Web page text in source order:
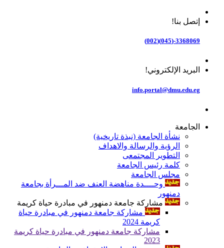
إتصل بنا!
3368069-(045)(002)
البريد الإلكتروني!
info.portal@dmu.edu.eg
الجامعة
نشأة الجامعة (نبذة تاريخية)
الرؤية والرسالة والاهداف
التطوير المجتمعى
كلمة رئيس الجامعة
مجلس الجامعة
وحــــدة مناهضة العنف ضد المـــرأة بجامعة
دمنهور
مشاركة جامعة دمنهور في مبادرة حياة كريمة
مشاركة جامعة دمنهور في مبادرة حياة
كريمة 2024
مشاركة جامعة دمنهور في مبادرة حياة كريمة
2023